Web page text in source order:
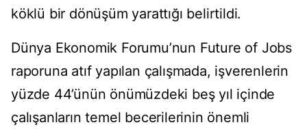
köklü bir dönüşüm yarattığı belirtildi.
Dünya Ekonomik Forumu’nun Future of Jobs
raporuna atıf yapılan çalışmada, işverenlerin
yüzde 44’ünün önümüzdeki beş yıl içinde
çalışanların temel becerilerinin önemli